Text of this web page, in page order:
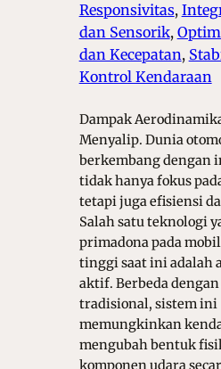
Responsivitas,
dan Sensorik,
dan Kecepatan,
Kontrol Kendaraan
Dampak
Menyalip. Dunia
berkembang dengan
tidak hanya fokus
tetapi juga efisiensi
Salah satu teknologi
primadona pada
tinggi saat ini adalah
aktif. Berbeda dengan
tradisional, sistem ini
memungkinkan
mengubah bentuk
komponen udara